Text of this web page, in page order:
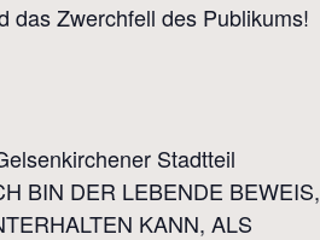
das Zwerchfell des Publikums!
Stadtteil
BIN DER LEBENDE BEWEIS,
KANN, ALS